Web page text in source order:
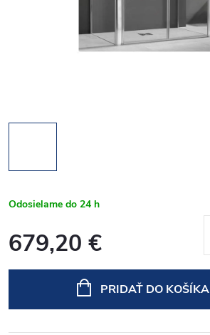
Odosielame do 24 h
679,20 €
PRIDAŤ DO KOŠÍKA